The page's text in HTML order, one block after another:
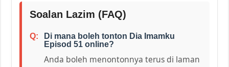
Soalan Lazim (FAQ)
Di mana boleh tonton Dia Imamku
Episod 51 online?
Anda boleh menontonnya terus di laman